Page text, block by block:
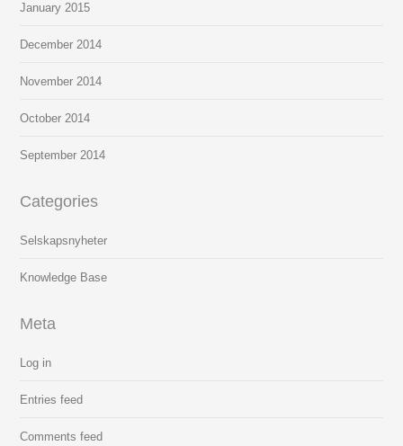
January 2015
December 2014
November 2014
October 2014
September 2014
Categories
Selskapsnyheter
Knowledge Base
Meta
Log in
Entries feed
Comments feed